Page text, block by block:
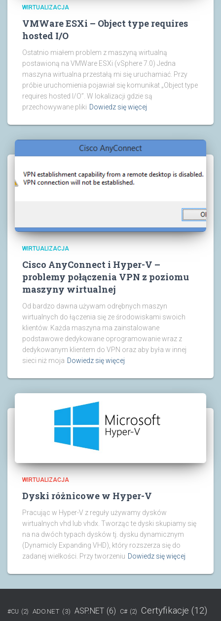
WIRTUALIZACJA
VMWare ESXi – Object type requires
hosted I/O
Ostatnio miałem problem z maszyną wirtualną
postawioną na VMWare ESXi (vSphere 7.0) Jedna
maszyna wirtualna przestałą mi się uruchamiać. Przy
próbie uruchomienia pojawiał się komunikat „Object type
requires hosted I/O”. W lokalizacji gdzie są
przechowywane pliki Dowiedz się więcej
WIRTUALIZACJA
Cisco AnyConnect i Hyper-V –
problemy połączenia VPN z poziomu
maszyny wirtualnej
Od bardzo dawna używam odrębnych maszyn
wirtualnych do łączenia się ze środowiskami swoich
klientów. Każda maszyna ma zainstalowane
podstawowe dedykowane oprogramowanie wraz z
dedykowanym klientem do VPN oraz aby była w innej
sieci niż moja Dowiedz się więcej
WIRTUALIZACJA
Dyski różnicowe w Hyper-V
Pracując w Hyper-V z reguły używamy dysków
wirtualnych vhd lub vhdx. Tworząc te dyski skupiamy się
na na dwóch typach dysków tj. dysku dynamicznym
(Dynamicly Expanding VHD), który rozszerza się do
zadanej wielkości. Przy tworzeniu Dowiedz się więcej
#CU (2) ADO.NET (3) ASP.NET (6) C# (2) Certyfikacje (12)